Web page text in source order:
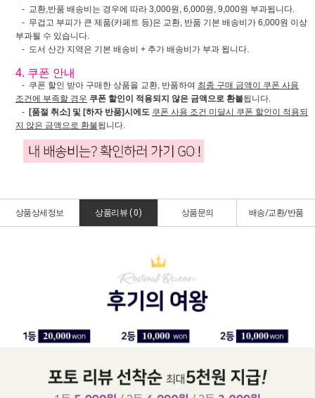
- 교환,반품 배송비는 경우에 따라 3,000원, 6,000원, 9,000원 부과됩니다.
- 무겁고 부피가 큰 제품(카페트 등)은 교환, 반품 기본 배송비가 6,000원 이상
부과될 수 있습니다.
- 도서 산간 지역은 기본 배송비 + 추가 배송비가 부과 됩니다.
4. 쿠폰 안내
- 쿠폰 할인 받아 구매한 상품을 교환, 반품하여 최종 구매 금액이 쿠폰 사용
조건에 부족할 경우 쿠폰 할인이 적용되지 않은 금액으로 환불됩니다.
- [품절 취소] 및 [하자 반품]시에도 쿠폰 사용 조건 미달시 쿠폰 할인이 적용되
지 않은 금액으로 환불됩니다.
상품상세정보 상품리뷰 ( 0) 상품문의 배송/교환/반품